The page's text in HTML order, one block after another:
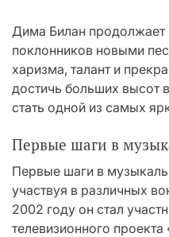
Дима Билан продолжает
поклонников новыми
харизма, талант и
достичь больших высот
стать одной из самых
Первые шаги в
Первые шаги в
участвуя в различных
2002 году он стал
телевизионного